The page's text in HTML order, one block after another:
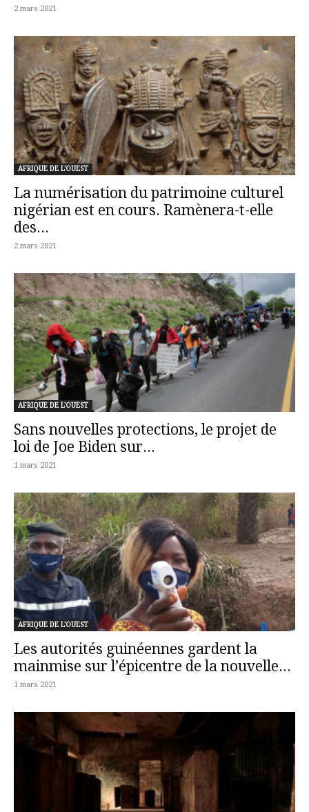
2 mars 2021
AFRIQUE DE L'OUEST
La numérisation du patrimoine culturel
nigérian est en cours. Ramènera-t-elle
des...
2 mars 2021
AFRIQUE DE L'OUEST
Sans nouvelles protections, le projet de
loi de Joe Biden sur...
1 mars 2021
AFRIQUE DE L'OUEST
Les autorités guinéennes gardent la
mainmise sur l’épicentre de la nouvelle...
1 mars 2021